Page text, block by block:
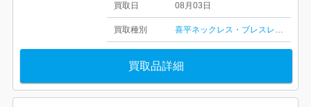
買取日 08月03日
買取種別 喜平ネックレス・ブレスレット
買取品詳細